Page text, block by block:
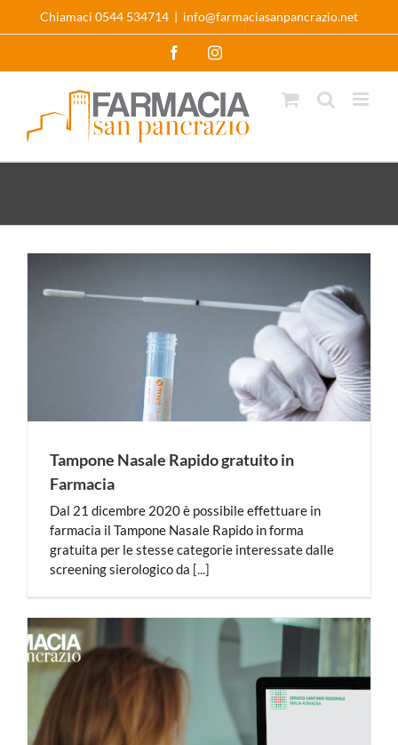
Chiamaci 0544 534714 | info@farmaciasanpancrazio.net
FacebookInstagram
Tampone Nasale Rapido gratuito in
Farmacia
Dal 21 dicembre 2020 è possibile effettuare in
farmacia il Tampone Nasale Rapido in forma
gratuita per le stesse categorie interessate dalle
screening sierologico da [...]